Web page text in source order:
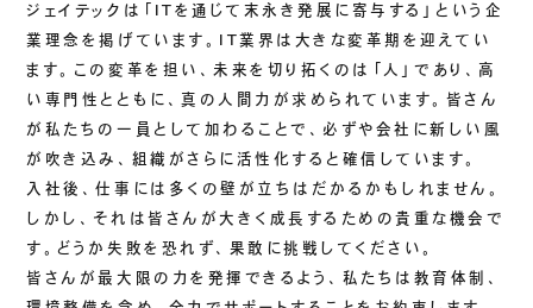
COMPANY
会社情報
会社概要
組織図
沿革
拠点一覧
ジェイテックは「ITを通じて末永き発展に寄与する」という企
業理念を掲げています。IT業界は大きな変革期を迎えてい
ます。この変革を担い、未来を切り拓くのは「人」であり、高
い専門性とともに、真の人間力が求められています。皆さん
が私たちの一員として加わることで、必ずや会社に新しい風
が吹き込み、組織がさらに活性化すると確信しています。
入社後、仕事には多くの壁が立ちはだかるかもしれません。
しかし、それは皆さんが大きく成長するための貴重な機会で
す。どうか失敗を恐れず、果敢に挑戦してください。
皆さんが最大限の力を発揮できるよう、私たちは教育体制、